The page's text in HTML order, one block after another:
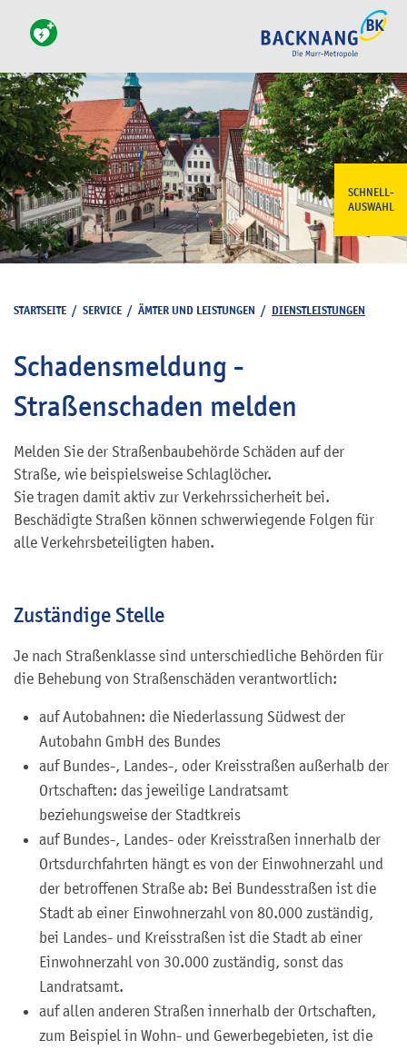
SCHNELL-
AUSWAHL
STARTSEITE / SERVICE / ÄMTER UND LEISTUNGEN / DIENSTLEISTUNGEN
Schadensmeldung -
Straßenschaden melden
Melden Sie der Straßenbaubehörde Schäden auf der
Straße, wie beispielsweise Schlaglöcher.
Sie tragen damit aktiv zur Verkehrssicherheit bei.
Beschädigte Straßen können schwerwiegende Folgen für
alle Verkehrsbeteiligten haben.
Zuständige Stelle
Je nach Straßenklasse sind unterschiedliche Behörden für
die Behebung von Straßenschäden verantwortlich:
auf Autobahnen: die Niederlassung Südwest der
Autobahn GmbH des Bundes
auf Bundes-, Landes-, oder Kreisstraßen außerhalb der
Ortschaften: das jeweilige Landratsamt
beziehungsweise der Stadtkreis
auf Bundes-, Landes- oder Kreisstraßen innerhalb der
Ortsdurchfahrten hängt es von der Einwohnerzahl und
der betroffenen Straße ab: Bei Bundesstraßen ist die
Stadt ab einer Einwohnerzahl von 80.000 zuständig,
bei Landes- und Kreisstraßen ist die Stadt ab einer
Einwohnerzahl von 30.000 zuständig, sonst das
Landratsamt.
auf allen anderen Straßen innerhalb der Ortschaften,
zum Beispiel in Wohn- und Gewerbegebieten, ist die